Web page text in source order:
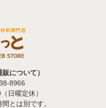
について）
8966
日曜定休）
とは別です。